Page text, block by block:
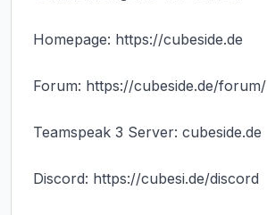
Homepage: https://cubeside.de
Forum: https://cubeside.de/forum/
Teamspeak 3 Server: cubeside.de
Discord: https://cubesi.de/discord